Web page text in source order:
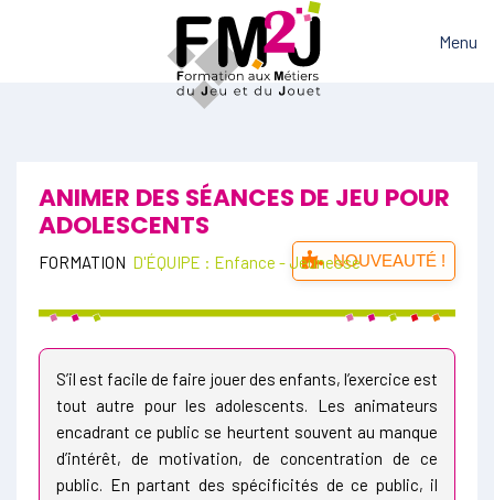
Menu
ANIMER DES SÉANCES DE JEU POUR
ADOLESCENTS
FORMATION D'ÉQUIPE : Enfance - JeunesseNOUVEAUTÉ !
S’il est facile de faire jouer des enfants, l’exercice est
tout autre pour les adolescents. Les animateurs
encadrant ce public se heurtent souvent au manque
d’intérêt, de motivation, de concentration de ce
public. En partant des spécificités de ce public, il